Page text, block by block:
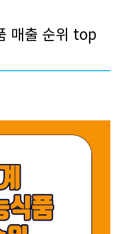
매출 순위 top